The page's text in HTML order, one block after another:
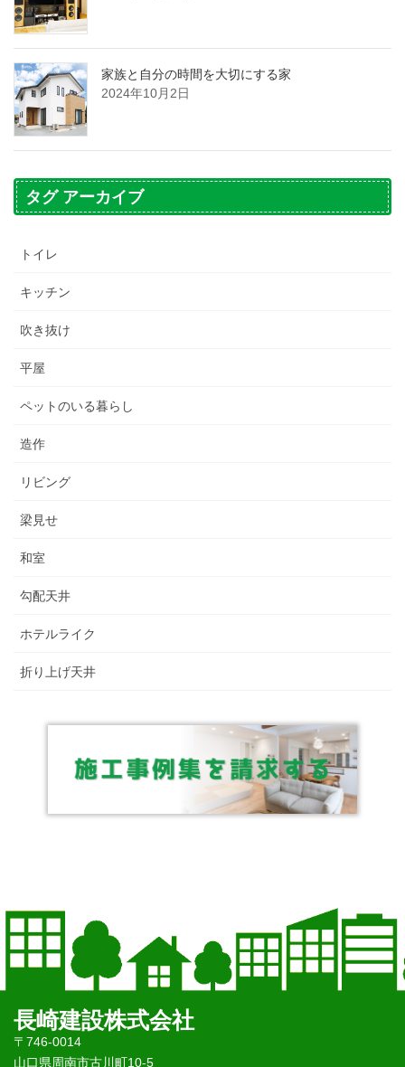
家族と自分の時間を大切にする家
2024年10月2日
タグ アーカイブ
トイレ
キッチン
吹き抜け
平屋
ペットのいる暮らし
造作
リビング
梁見せ
和室
勾配天井
ホテルライク
折り上げ天井
長崎建設株式会社
〒746-0014
山口県周南市古川町10-5